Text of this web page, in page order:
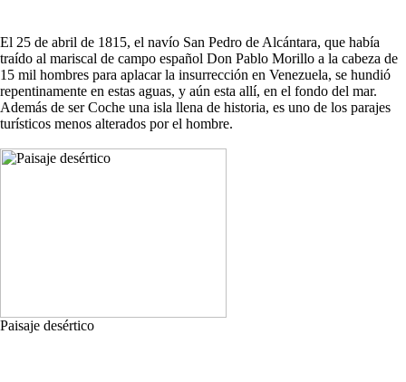
El 25 de abril de 1815, el navío San Pedro de Alcántara, que había
traído al mariscal de campo español Don Pablo Morillo a la cabeza de
15 mil hombres para aplacar la insurrección en Venezuela, se hundió
repentinamente en estas aguas, y aún esta allí, en el fondo del mar.
Además de ser Coche una isla llena de historia, es uno de los parajes
turísticos menos alterados por el hombre.
Paisaje desértico